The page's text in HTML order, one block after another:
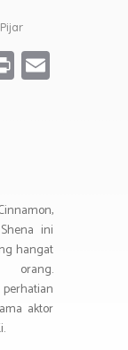
Pr
in
ini
hangat
orang.
aktor